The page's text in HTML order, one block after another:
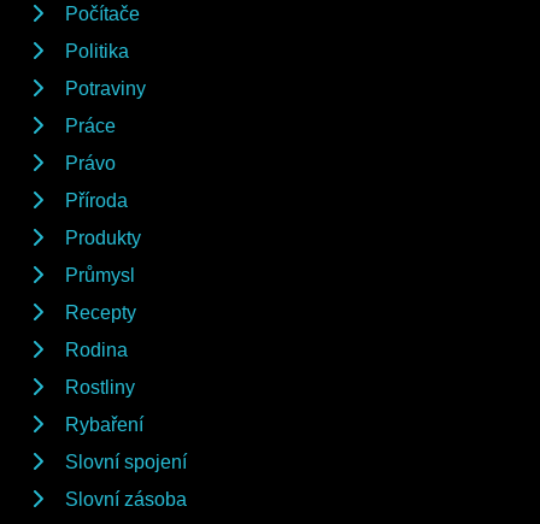
Počítače
Politika
Potraviny
Práce
Právo
Příroda
Produkty
Průmysl
Recepty
Rodina
Rostliny
Rybaření
Slovní spojení
Slovní zásoba